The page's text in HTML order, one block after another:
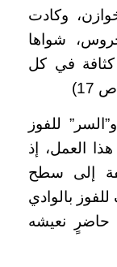
وكادت
شواها
كثافة في كل
للفوز
العمل، إذ
إلى سطح
بالوادي
حاضرٍ نعيشه